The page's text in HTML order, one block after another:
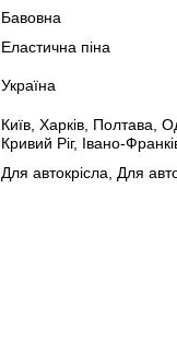
Бавовна
Еластична піна
Україна
Київ, Харків, Полтава,
Кривий Ріг, Івано-
Для автокрісла, Для